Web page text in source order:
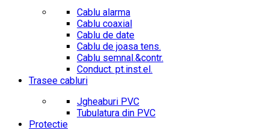
Cablu alarma
Cablu coaxial
Cablu de date
Cablu de joasa tens.
Cablu semnal.&contr.
Conduct. pt.inst.el.
Trasee cabluri
Jgheaburi PVC
Tubulatura din PVC
Protectie